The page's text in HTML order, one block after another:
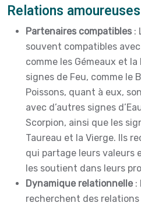
Relations
Partenaires compatibles :
souvent compatibles avec
comme les Gémeaux et
signes de Feu, comme le
Poissons, quant à eux,
avec d’autres signes
Scorpion, ainsi que les
Taureau et la Vierge. Ils
qui partage leurs valeurs
les soutient dans leurs
Dynamique relationnelle :
recherchent des